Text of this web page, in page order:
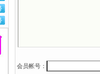
第二步：输入
器，填写角色
会员帐号：